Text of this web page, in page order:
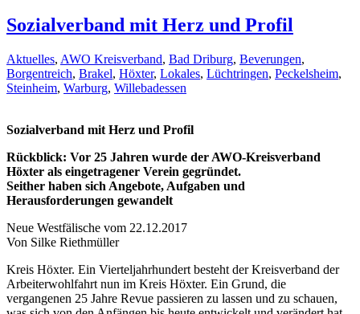
Sozialverband mit Herz und Profil
Aktuelles, AWO Kreisverband, Bad Driburg, Beverungen,
Borgentreich, Brakel, Höxter, Lokales, Lüchtringen, Peckelsheim,
Steinheim, Warburg, Willebadessen
Sozialverband mit Herz und Profil
Rückblick: Vor 25 Jahren wurde der AWO-Kreisverband
Höxter als eingetragener Verein gegründet.
Seither haben sich Angebote, Aufgaben und
Herausforderungen gewandelt
Neue Westfälische vom 22.12.2017
Von Silke Riethmüller
Kreis Höxter. Ein Vierteljahrhundert besteht der Kreisverband der
Arbeiterwohlfahrt nun im Kreis Höxter. Ein Grund, die
vergangenen 25 Jahre Revue passieren zu lassen und zu schauen,